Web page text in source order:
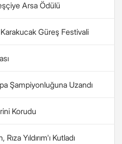
Arsa Ödülü
Güreş Festivali
Şampiyonluğuna Uzandı
Korudu
Yıldırım'ı Kutladı